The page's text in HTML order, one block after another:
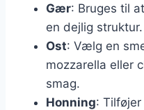
Gær: Bruges til
en dejlig struktur.
Ost: Vælg en
mozzarella eller
smag.
Honning: